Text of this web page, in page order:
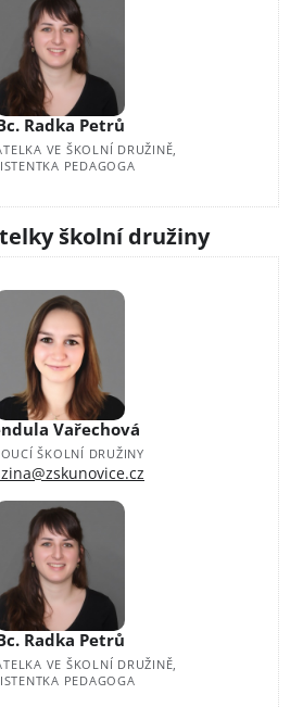
Radka Petrů
VE ŠKOLNÍ DRUŽINĚ,
PEDAGOGA
školní družiny
Vařechová
ŠKOLNÍ DRUŽINY
Radka Petrů
VE ŠKOLNÍ DRUŽINĚ,
PEDAGOGA